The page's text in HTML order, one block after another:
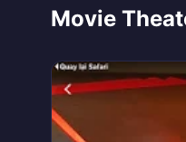
Movie